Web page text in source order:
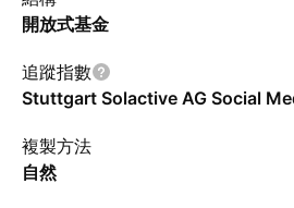
開放式基金
追蹤指數
Stuttgart Solactive AG Social
複製方法
自然